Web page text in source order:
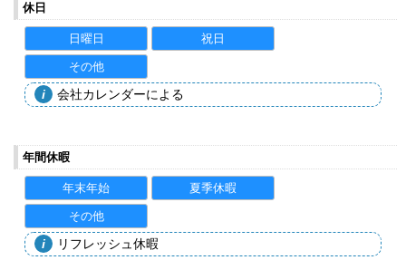
休日
日曜日 祝日
その他
会社カレンダーによる
年間休暇
年末年始 夏季休暇
その他
リフレッシュ休暇